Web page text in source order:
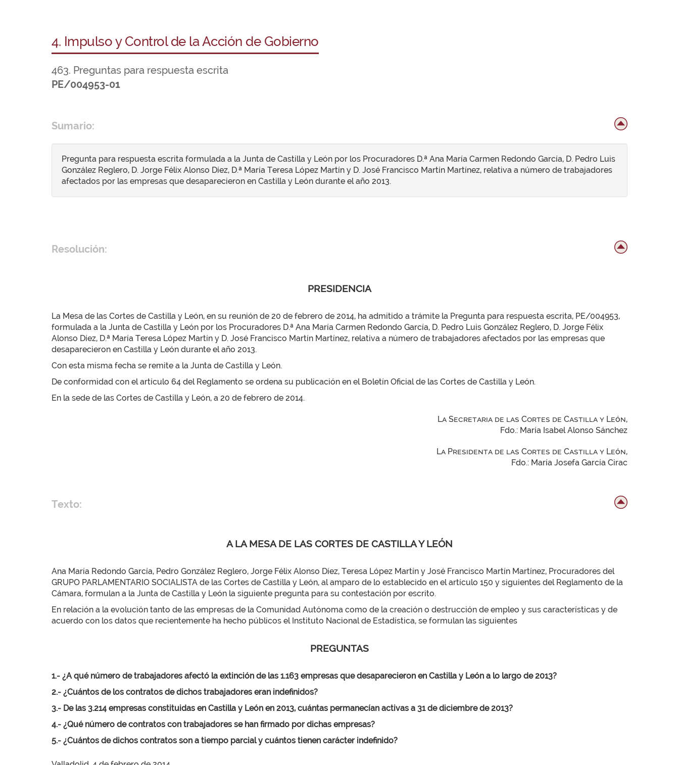
4. Impulso y Control de la Acción de Gobierno
463. Preguntas para respuesta escrita
PE/004953-01
Sumario:
Pregunta para respuesta escrita formulada a la Junta de Castilla y León por los Procuradores D.ª Ana María Carmen Redondo García, D. Pedro Luis
González Reglero, D. Jorge Félix Alonso Díez, D.ª María Teresa López Martín y D. José Francisco Martín Martínez, relativa a número de trabajadores
afectados por las empresas que desaparecieron en Castilla y León durante el año 2013.
Resolución:
PRESIDENCIA
La Mesa de las Cortes de Castilla y León, en su reunión de 20 de febrero de 2014, ha admitido a trámite la Pregunta para respuesta escrita, PE/004953,
formulada a la Junta de Castilla y León por los Procuradores D.ª Ana María Carmen Redondo García, D. Pedro Luis González Reglero, D. Jorge Félix
Alonso Díez, D.ª María Teresa López Martín y D. José Francisco Martín Martínez, relativa a número de trabajadores afectados por las empresas que
desaparecieron en Castilla y León durante el año 2013.
Con esta misma fecha se remite a la Junta de Castilla y León.
De conformidad con el artículo 64 del Reglamento se ordena su publicación en el Boletín Oficial de las Cortes de Castilla y León.
En la sede de las Cortes de Castilla y León, a 20 de febrero de 2014.
La Secretaria de las Cortes de Castilla y León,
Fdo.: María Isabel Alonso Sánchez
La Presidenta de las Cortes de Castilla y León,
Fdo.: María Josefa García Cirac
Texto:
A LA MESA DE LAS CORTES DE CASTILLA Y LEÓN
Ana María Redondo García, Pedro González Reglero, Jorge Félix Alonso Díez, Teresa López Martín y José Francisco Martín Martínez, Procuradores del
GRUPO PARLAMENTARIO SOCIALISTA de las Cortes de Castilla y León, al amparo de lo establecido en el artículo 150 y siguientes del Reglamento de la
Cámara, formulan a la Junta de Castilla y León la siguiente pregunta para su contestación por escrito.
En relación a la evolución tanto de las empresas de la Comunidad Autónoma como de la creación o destrucción de empleo y sus características y de
acuerdo con los datos que recientemente ha hecho públicos el Instituto Nacional de Estadística, se formulan las siguientes
PREGUNTAS
1.- ¿A qué número de trabajadores afectó la extinción de las 1.163 empresas que desaparecieron en Castilla y León a lo largo de 2013?
2.- ¿Cuántos de los contratos de dichos trabajadores eran indefinidos?
3.- De las 3.214 empresas constituidas en Castilla y León en 2013, cuántas permanecían activas a 31 de diciembre de 2013?
4.- ¿Qué número de contratos con trabajadores se han firmado por dichas empresas?
5.- ¿Cuántos de dichos contratos son a tiempo parcial y cuántos tienen carácter indefinido?